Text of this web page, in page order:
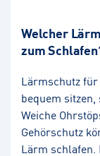
Welcher
zum
Lärmschutz
bequem
Weiche
Gehörschutz
Lärm schlafen.